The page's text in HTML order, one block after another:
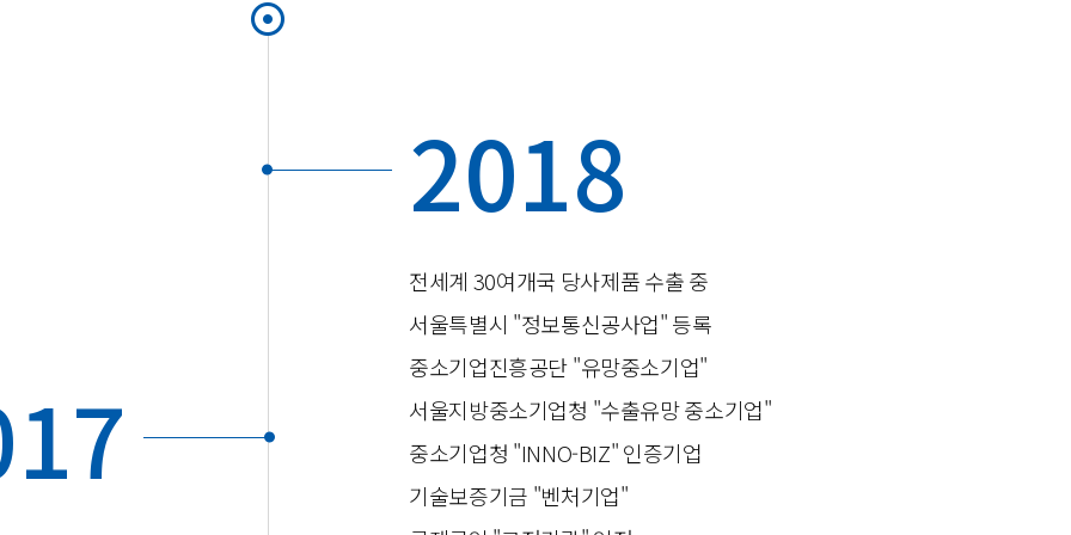
2018
전세계 30여개국 당사제품 수출 중
서울특별시 "정보통신공사업" 등록
중소기업진흥공단 "유망중소기업"
서울지방중소기업청 "수출유망 중소기업"
중소기업청 "INNO-BIZ" 인증기업
기술보증기금 "벤처기업"